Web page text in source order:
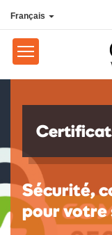
Français
Sécurité,
pour votre